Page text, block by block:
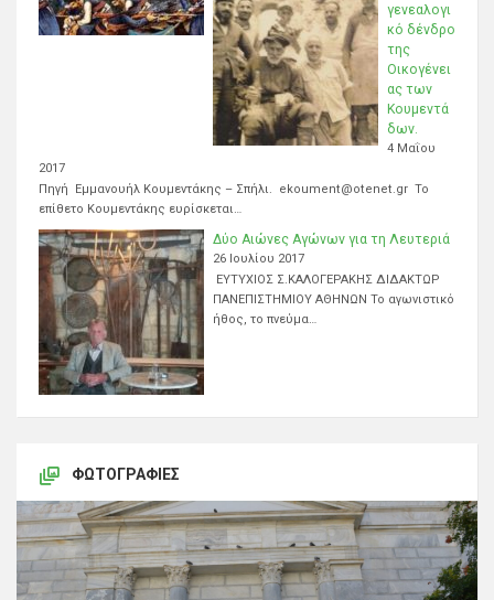
γενεαλογι
κό δένδρο
της
Οικογένει
ας των
Κουμεντά
δων.
4 Μαΐου
2017
Πηγή Εμμανουήλ Κουμεντάκης – Σπήλι. ekoument@otenet.gr Το
επίθετο Κουμεντάκης ευρίσκεται…
Δύο Αιώνες Αγώνων για τη Λευτεριά
26 Ιουλίου 2017
ΕΥΤΥΧΙΟΣ Σ.ΚΑΛΟΓΕΡΑΚΗΣ ΔΙΔΑΚΤΩΡ
ΠΑΝΕΠΙΣΤΗΜΙΟΥ ΑΘΗΝΩΝ Το αγωνιστικό
ήθος, το πνεύμα…
ΦΩΤΟΓΡΑΦΊΕΣ